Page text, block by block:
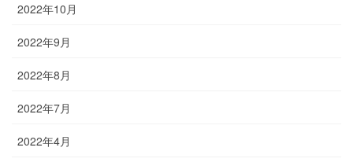
2022年10月
2022年9月
2022年8月
2022年7月
2022年4月